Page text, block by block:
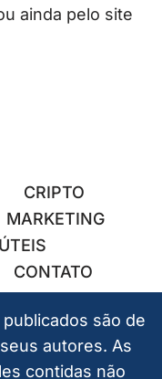
ainda pelo site
CRIPTO
MARKETING
CONTATO
são de
autores. As
contidas não